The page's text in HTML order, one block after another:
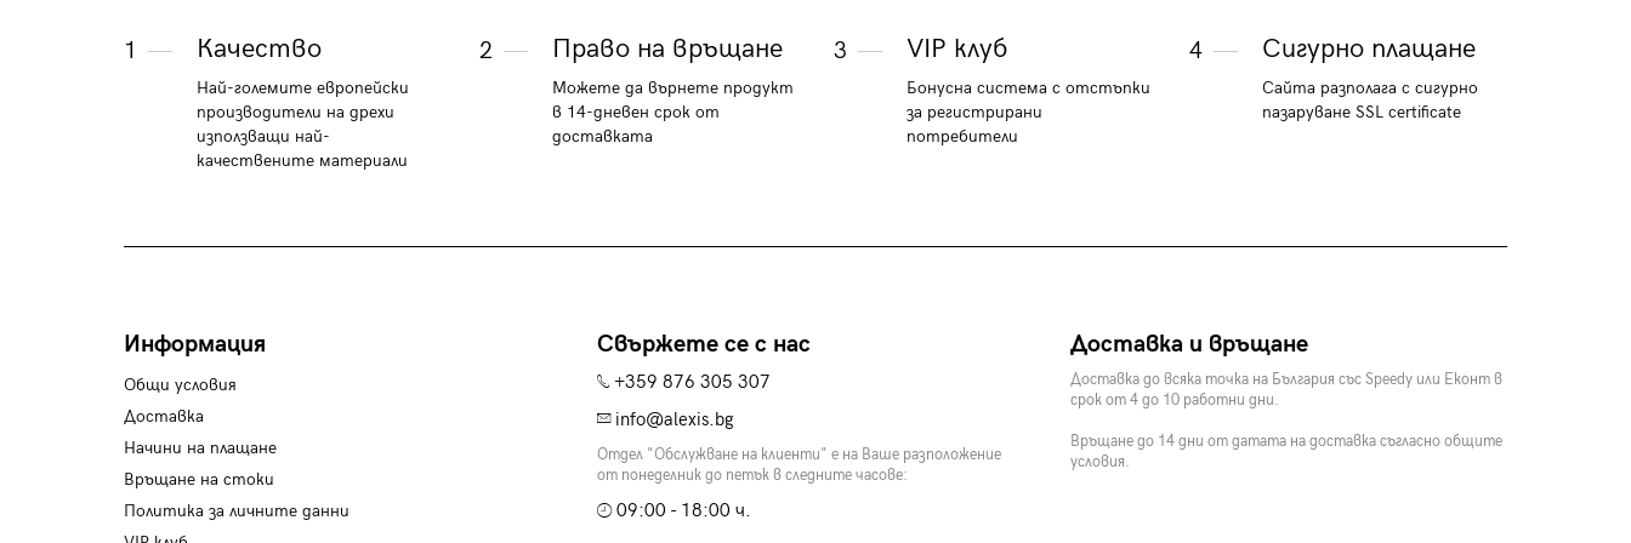
1 Качество
Най-големите европейски
производители на дрехи
използващи най-
качествените материали
2 Право на връщане
Можете да върнете продукт
в 14-дневен срок от
доставката
3 VIP клуб
Бонусна система с отстъпки
за регистрирани
потребители
4 Сигурно плащане
Сайта разполага с сигурно
пазаруване SSL certificate
Информация
Общи условия
Доставка
Начини на плащане
Връщане на стоки
Политика за личните данни
Свържете се с нас
+359 876 305 307
info@alexis.bg
Отдел "Обслужване на клиенти" е на Ваше разположение
от понеделник до петък в следните часове:
09:00 - 18:00 ч.
Доставка и връщане
Доставка до всяка точка на България със Speedy или Еконт в
срок от 4 до 10 работни дни.
Връщане до 14 дни от датата на доставка съгласно общите
условия.